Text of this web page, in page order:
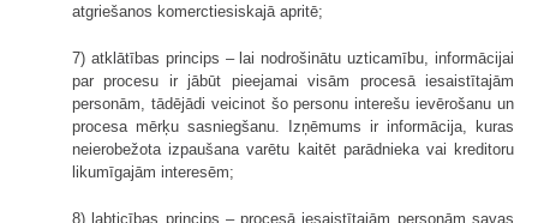
atgriešanos komerctiesiskajā apritē;
7) atklātības princips – lai nodrošinātu uzticamību, informācijai
par procesu ir jābūt pieejamai visām procesā iesaistītajām
personām, tādējādi veicinot šo personu interešu ievērošanu un
procesa mērķu sasniegšanu. Izņēmums ir informācija, kuras
neierobežota izpaušana varētu kaitēt parādnieka vai kreditoru
likumīgajām interesēm;
8) labticības princips – procesā iesaistītajām personām savas